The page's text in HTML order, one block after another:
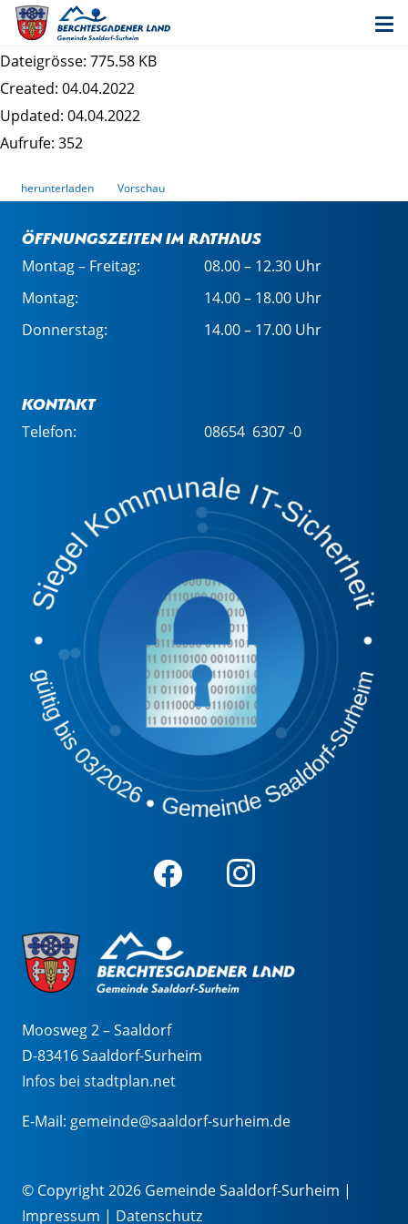
Bekanntmachung Auslegung "Steinbrünning
Dorfplatz"
Dateigrösse: 775.58 KB
Created: 04.04.2022
Updated: 04.04.2022
Aufrufe: 352
herunterladen Vorschau
Öffnungszeiten im Rathaus
Montag – Freitag:
08.00 – 12.30 Uhr
Montag:
14.00 – 18.00 Uhr
Donnerstag:
14.00 – 17.00 Uhr
Kontakt
Telefon: 08654 6307 -0
Moosweg 2 – Saaldorf
D-83416 Saaldorf-Surheim
Infos bei stadtplan.net
E-Mail: gemeinde@saaldorf-surheim.de
© Copyright 2026 Gemeinde Saaldorf-Surheim |
Impressum | Datenschutz